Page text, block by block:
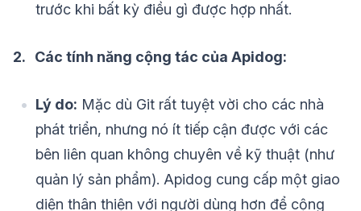
trước khi bất kỳ điều gì được hợp nhất.
2. Các tính năng cộng tác của Apidog:
Lý do: Mặc dù Git rất tuyệt vời cho các nhà
phát triển, nhưng nó ít tiếp cận được với các
bên liên quan không chuyên về kỹ thuật (như
quản lý sản phẩm). Apidog cung cấp một giao
diện thân thiện với người dùng hơn để cộng